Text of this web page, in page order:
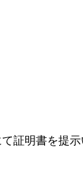
証明書を提